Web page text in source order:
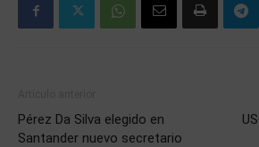
Pérez Da Silva elegido en
Santander nuevo secretario